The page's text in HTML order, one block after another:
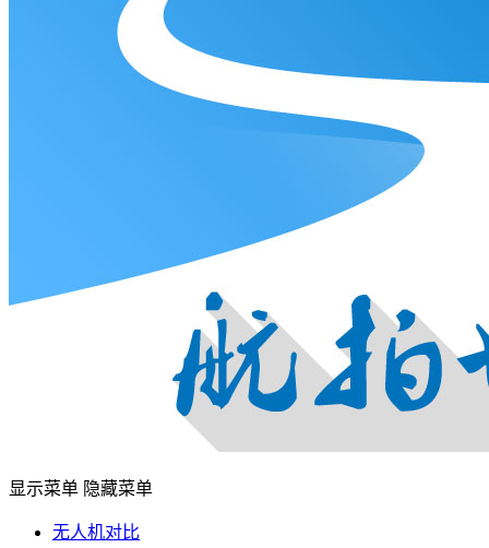
显示菜单 隐藏菜单
无人机对比